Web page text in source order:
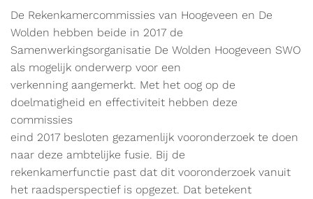
De Rekenkamercommissies van Hoogeveen en De
Wolden hebben beide in 2017 de
Samenwerkingsorganisatie De Wolden Hoogeveen SWO
als mogelijk onderwerp voor een
verkenning aangemerkt. Met het oog op de
doelmatigheid en effectiviteit hebben deze
commissies
eind 2017 besloten gezamenlijk vooronderzoek te doen
naar deze ambtelijke fusie. Bij de
rekenkamerfunctie past dat dit vooronderzoek vanuit
het raadsperspectief is opgezet. Dat betekent